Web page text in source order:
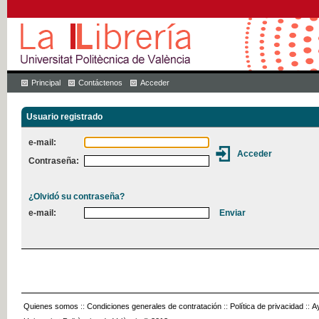
Principal Contáctenos Acceder
Usuario registrado
e-mail:
Contraseña:
¿Olvidó su contraseña?
e-mail:
Quienes somos :: Condiciones generales de contratación :: Política de privacidad ::